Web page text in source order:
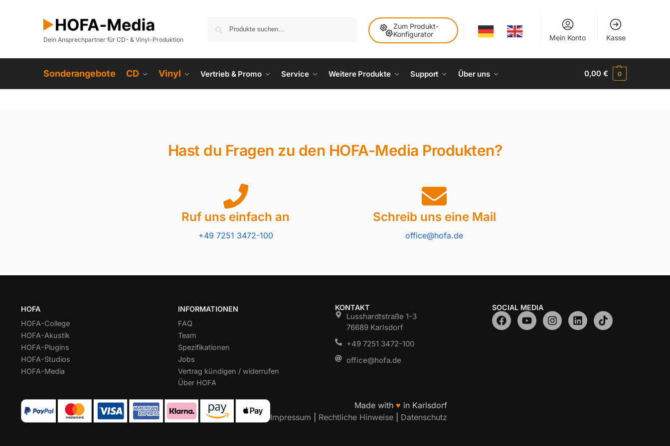
Dein Ansprechpartner für CD- & Vinyl-Produktion
Zum Produkt-
Konfigurator
Mein Konto Kasse
Sonderangebote CD Vinyl Vertrieb & Promo Service Weitere Produkte Support Über uns 0,00€ 0
Hast du Fragen zu den HOFA-Media Produkten?
Ruf uns einfach an
+49 7251 3472-100
Schreib uns eine Mail
office@hofa.de
HOFA
HOFA-College
HOFA-Akustik
HOFA-Plugins
HOFA-Studios
HOFA-Media
INFORMATIONEN
FAQ
Team
Spezifikationen
Jobs
Vertrag kündigen / widerrufen
Über HOFA
KONTAKT
Lusshardtstraße 1-3
76689 Karlsdorf
+49 7251 3472-100
office@hofa.de
SOCIAL MEDIA
Made with ♥ in Karlsdorf
Impressum
Rechtliche Hinweise Datenschutz